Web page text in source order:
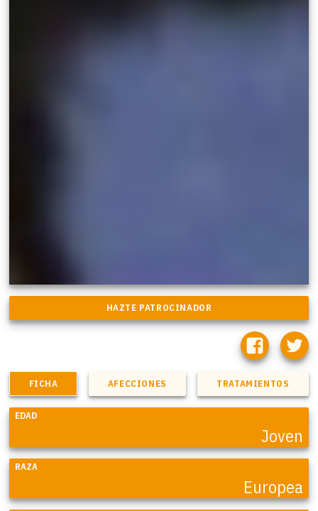
FICHA AFECCIONES TRATAMIENTOS
EDAD
Joven
RAZA
Europea